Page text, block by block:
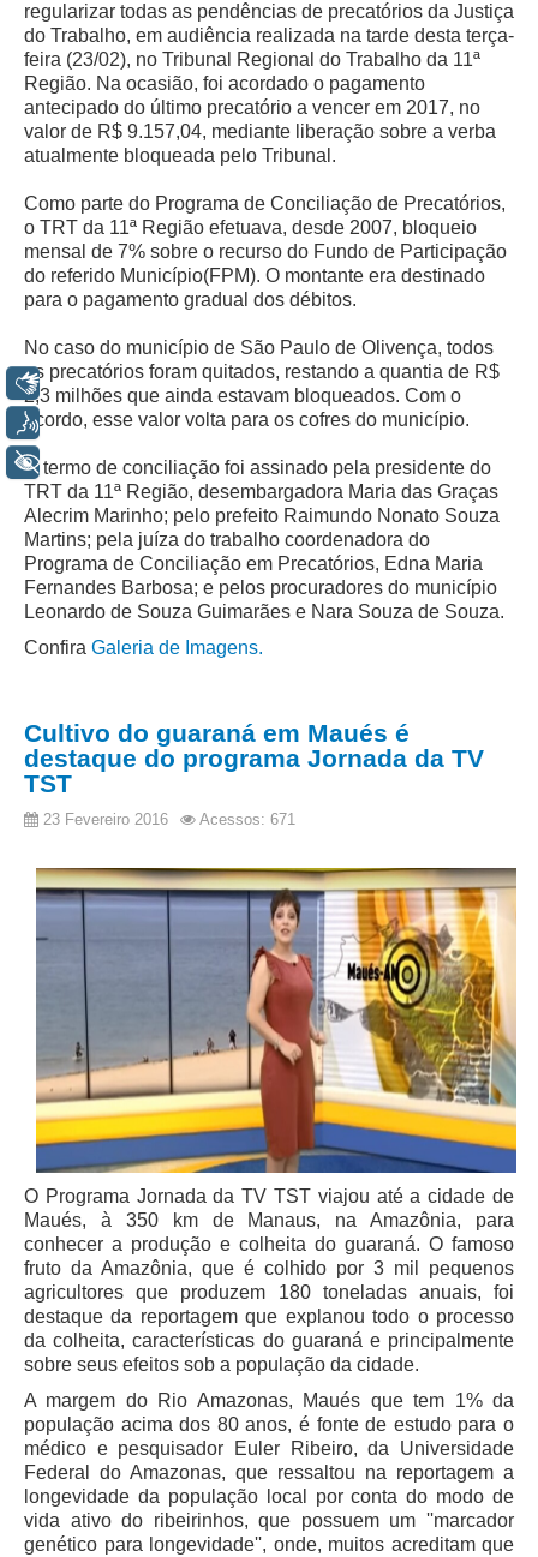
Jurisprudência
Consulta Jurisprudencial
Falcão - Busca por Jurisprudência
Pangea - precedentes qualificados
Súmulas
Precedentes e Ações Coletivas
Centro de Inteligência
Assédio Eleitoral
|
Transparência
Portal Transparência
Gestão
Audiências e Sessões
Serviço de Informação ao Cidadão
Ouvidoria
Gestão Orcamentária
Licitações, contratos e Instrumentos
Gestão de Pessoas
Sustentabilidade
Acessibilidade
Legislação
Acórdãos
Atos Administrativos
Biblioteca Digital
Código de Ética dos Servidores
Diário Eletrônico JT
Diário Oficial
Eliminação de Autos
Ementário
Manual de Redação
Produtividade dos magistrados
Regimento Interno
Regulamento Geral
regularizar todas as pendências de precatórios da Justiça
do Trabalho, em audiência realizada na tarde desta terça-
feira (23/02), no Tribunal Regional do Trabalho da 11ª
Região. Na ocasião, foi acordado o pagamento
antecipado do último precatório a vencer em 2017, no
valor de R$ 9.157,04, mediante liberação sobre a verba
atualmente bloqueada pelo Tribunal.
Como parte do Programa de Conciliação de Precatórios,
o TRT da 11ª Região efetuava, desde 2007, bloqueio
mensal de 7% sobre o recurso do Fundo de Participação
do referido Município(FPM). O montante era destinado
para o pagamento gradual dos débitos.
No caso do município de São Paulo de Olivença, todos
os precatórios foram quitados, restando a quantia de R$
2,3 milhões que ainda estavam bloqueados. Com o
acordo, esse valor volta para os cofres do município.
O termo de conciliação foi assinado pela presidente do
TRT da 11ª Região, desembargadora Maria das Graças
Alecrim Marinho; pelo prefeito Raimundo Nonato Souza
Martins; pela juíza do trabalho coordenadora do
Programa de Conciliação em Precatórios, Edna Maria
Fernandes Barbosa; e pelos procuradores do município
Leonardo de Souza Guimarães e Nara Souza de Souza.
Confira Galeria de Imagens.
Cultivo do guaraná em Maués é
destaque do programa Jornada da TV
TST
23 Fevereiro 2016 Acessos: 671
O Programa Jornada da TV TST viajou até a cidade de
Maués, à 350 km de Manaus, na Amazônia, para
conhecer a produção e colheita do guaraná. O famoso
fruto da Amazônia, que é colhido por 3 mil pequenos
agricultores que produzem 180 toneladas anuais, foi
destaque da reportagem que explanou todo o processo
da colheita, características do guaraná e principalmente
sobre seus efeitos sob a população da cidade.
A margem do Rio Amazonas, Maués que tem 1% da
população acima dos 80 anos, é fonte de estudo para o
médico e pesquisador Euler Ribeiro, da Universidade
Federal do Amazonas, que ressaltou na reportagem a
longevidade da população local por conta do modo de
vida ativo do ribeirinhos, que possuem um ''marcador
genético para longevidade'', onde, muitos acreditam que
Libras
Voz
+ Acessibilidade